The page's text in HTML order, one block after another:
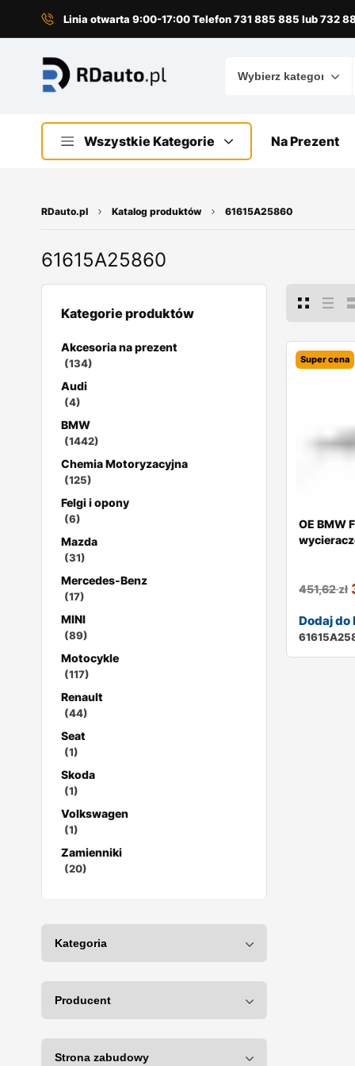
Linia otwarta 9:00-17:00 Telefon 731 885 885 lub 732
Wszystkie Kategorie Na Prezent
RDauto.pl Katalog produktów 61615A25860
61615A25860
Kategorie produktów
Akcesoria na prezent
(134)
Audi
(4)
BMW
(1442)
Chemia Motoryzacyjna
(125)
Felgi i opony
(6)
Mazda
(31)
Mercedes-Benz
(17)
MINI
(89)
Motocykle
(117)
Renault
(44)
Seat
(1)
Skoda
(1)
Volkswagen
(1)
Zamienniki
(20)
Super cena
OE BMW
451,62zł
Dodaj do